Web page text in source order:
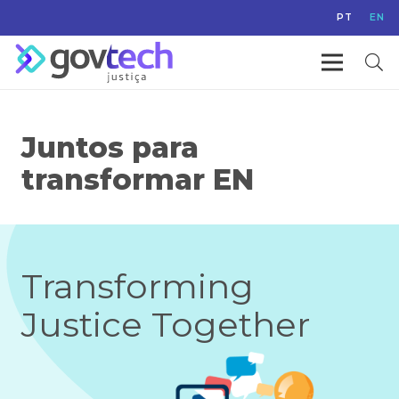
PT EN
Juntos para
transformar EN
Transforming
Justice Together